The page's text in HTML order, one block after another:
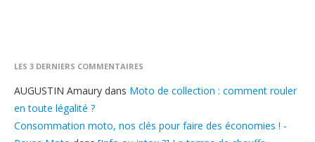
LES 3 DERNIERS COMMENTAIRES
AUGUSTIN Amaury dans Moto de collection : comment rouler
en toute légalité ?
Consommation moto, nos clés pour faire des économies ! -